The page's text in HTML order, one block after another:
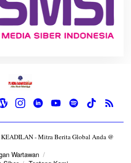
- Mitra Berita Global Anda @
Wartawan